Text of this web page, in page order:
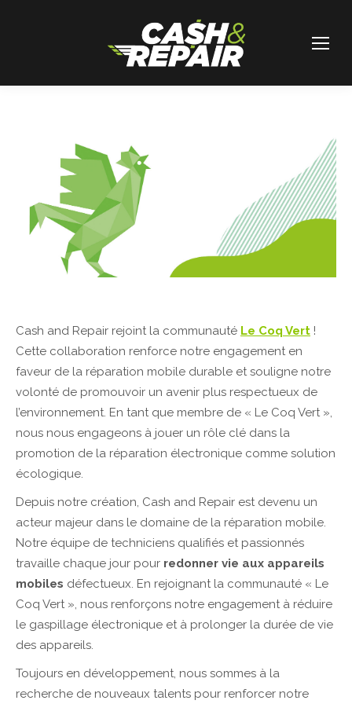
Cash and Repair rejoint la communauté Le Coq Vert !
Cette collaboration renforce notre engagement en
faveur de la réparation mobile durable et souligne notre
volonté de promouvoir un avenir plus respectueux de
l’environnement. En tant que membre de « Le Coq Vert »,
nous nous engageons à jouer un rôle clé dans la
promotion de la réparation électronique comme solution
écologique.
Depuis notre création, Cash and Repair est devenu un
acteur majeur dans le domaine de la réparation mobile.
Notre équipe de techniciens qualifiés et passionnés
travaille chaque jour pour redonner vie aux appareils
mobiles défectueux. En rejoignant la communauté « Le
Coq Vert », nous renforçons notre engagement à réduire
le gaspillage électronique et à prolonger la durée de vie
des appareils.
Toujours en développement, nous sommes à la
recherche de nouveaux talents pour renforcer notre